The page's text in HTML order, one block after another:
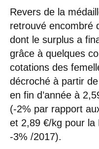
Revers de la
retrouvé encombré
dont le surplus a
grâce à quelques
cotations des
décroché à partir
en fin d’année à
(-2% par rapport
et 2,89 €/kg pour la
-3% /2017).